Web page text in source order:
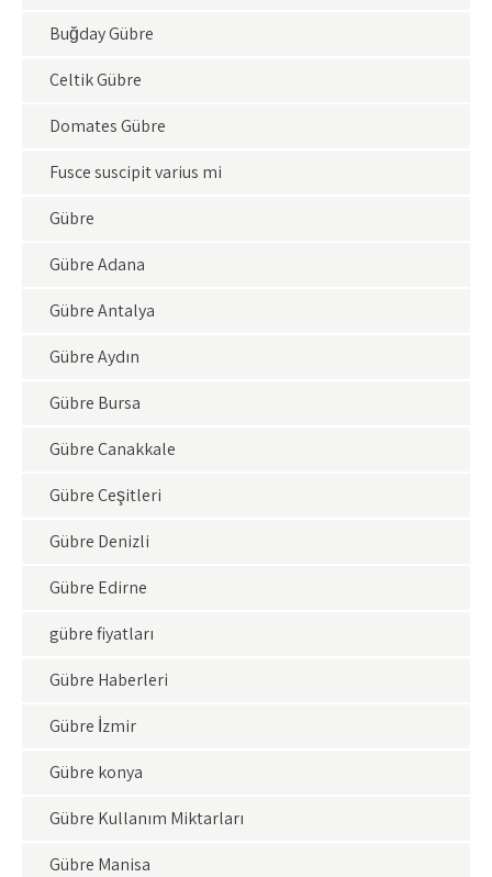
Buğday Gübre
Çeltik Gübre
Domates Gübre
Fusce suscipit varius mi
Gübre
Gübre Adana
Gübre Antalya
Gübre Aydın
Gübre Bursa
Gübre Çanakkale
Gübre Çeşitleri
Gübre Denizli
Gübre Edirne
gübre fiyatları
Gübre Haberleri
Gübre İzmir
Gübre konya
Gübre Kullanım Miktarları
Gübre Manisa